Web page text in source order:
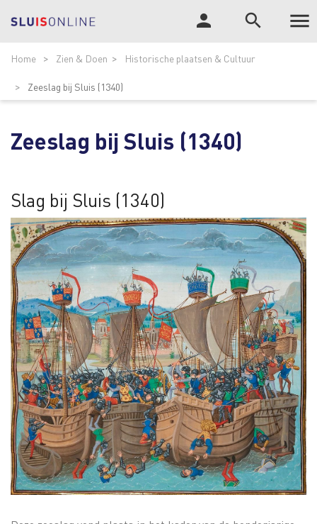

ZOEK
search
person
Home Zien & Doen Historische plaatsen & Cultuur
Zeeslag bij Sluis (1340)
Zeeslag bij Sluis (1340)
Slag bij Sluis (1340)